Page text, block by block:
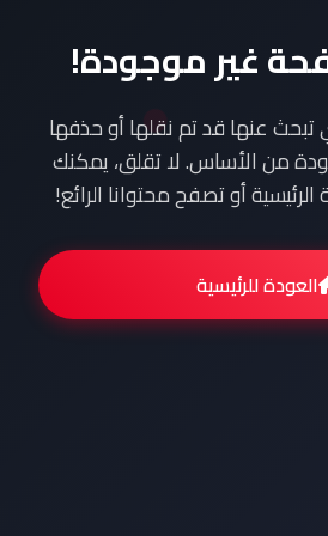
غير موجودة!
تبحث عنها قد تم نقلها أو حذفها
من الأساس. لا تقلق، يمكنك
أو تصفح محتوانا الرائع!
العودة للرئيسية